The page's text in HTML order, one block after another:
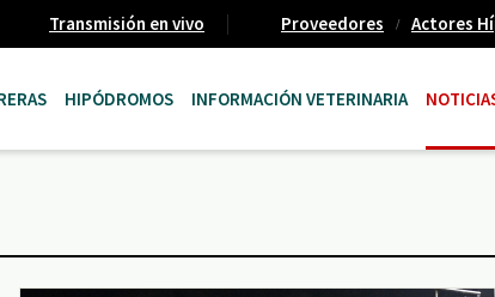
Transmisión en vivo Proveedores Actores
HIPÓDROMOS INFORMACIÓN VETERINARIA